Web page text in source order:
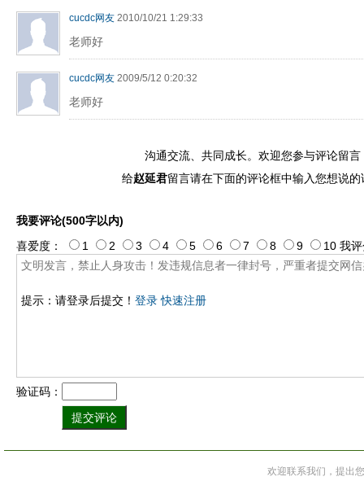
cucdc网友 2010/10/21 1:29:33
老师好
cucdc网友 2009/5/12 0:20:32
老师好
沟通交流、共同成长。欢迎您参与评论留言
给赵延君留言请在下面的评论框中输入您想说的
我要评论(500字以内)
提示：请登录后提交！ 登录 快速注册
喜爱度： 1 2 3 4 5 6 7 8 9 10 我评
验证码：
欢迎联系我们，提出